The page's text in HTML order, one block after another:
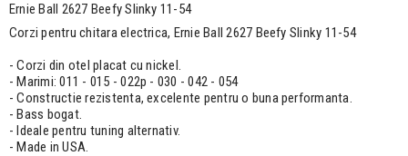
Ernie Ball 2627 Beefy Slinky 11-54
Corzi pentru chitara electrica, Ernie Ball 2627 Beefy Slinky 11-54
- Corzi din otel placat cu nickel.
- Marimi: 011 - 015 - 022p - 030 - 042 - 054
- Constructie rezistenta, excelente pentru o buna performanta.
- Bass bogat.
- Ideale pentru tuning alternativ.
- Made in USA.